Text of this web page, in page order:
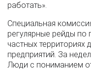
работать».
Специальная
регулярные рейды по
частных территориях
предприятий. За
Люди с пониманием